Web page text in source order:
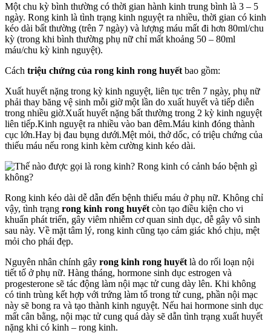
Một chu kỳ bình thường có thời gian hành kinh trung bình là 3 – 5
ngày. Rong kinh là tình trạng kinh nguyệt ra nhiều, thời gian có kinh
kéo dài bất thường (trên 7 ngày) và lượng máu mất đi hơn 80ml/chu
kỳ (trong khi bình thường phụ nữ chỉ mất khoảng 50 – 80ml
máu/chu kỳ kinh nguyệt).
Cách triệu chứng của rong kinh rong huyết bao gồm:
Xuất huyết nặng trong kỳ kinh nguyệt, liên tục trên 7 ngày, phụ nữ
phải thay băng vệ sinh mỗi giờ một lần do xuất huyết và tiếp diễn
trong nhiều giờ.Xuất huyết nặng bất thường trong 2 kỳ kinh nguyệt
liên tiếp.Kinh nguyệt ra nhiều vào ban đêm.Máu kinh đóng thành
cục lớn.Hay bị đau bụng dưới.Mệt mỏi, thở dốc, có triệu chứng của
thiếu máu nếu rong kinh kèm cường kinh kéo dài.
Rong kinh kéo dài dễ dẫn đến bệnh thiếu máu ở phụ nữ. Không chỉ
vậy, tình trạng rong kinh rong huyết còn tạo điều kiện cho vi
khuẩn phát triển, gây viêm nhiễm cơ quan sinh dục, dễ gây vô sinh
sau này. Về mặt tâm lý, rong kinh cũng tạo cảm giác khó chịu, mệt
mỏi cho phái đẹp.
Nguyên nhân chính gây rong kinh rong huyết là do rối loạn nội
tiết tố ở phụ nữ. Hàng tháng, hormone sinh dục estrogen và
progesterone sẽ tác động làm nội mạc tử cung dày lên. Khi không
có tinh trùng kết hợp với trứng làm tổ trong tử cung, phần nội mạc
này sẽ bong ra và tạo thành kinh nguyệt. Nếu hai hormone sinh dục
mất cân bằng, nội mạc tử cung quá dày sẽ dẫn tình trạng xuất huyết
nặng khi có kinh – rong kinh.